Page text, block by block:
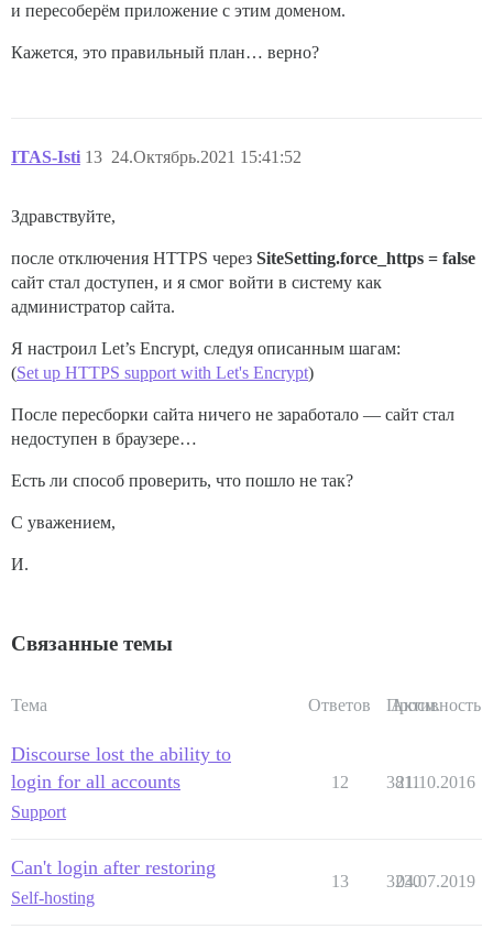
и пересоберём приложение с этим доменом.
Кажется, это правильный план… верно?
ITAS-Isti 24.Октябрь.2021 15:41:52
13
Здравствуйте,
после отключения HTTPS через SiteSetting.force_https = false
сайт стал доступен, и я смог войти в систему как
администратор сайта.
Я настроил Let’s Encrypt, следуя описанным шагам:
(Set up HTTPS support with Let's Encrypt)
После пересборки сайта ничего не заработало — сайт стал
недоступен в браузере…
Есть ли способ проверить, что пошло не так?
С уважением,
И.
Связанные темы
Тема Ответов Просм.
Активность
Discourse lost the ability to
login for all accounts
Support
12 3811
21.10.2016
Can't login after restoring
Self-hosting
13 3230
04.07.2019